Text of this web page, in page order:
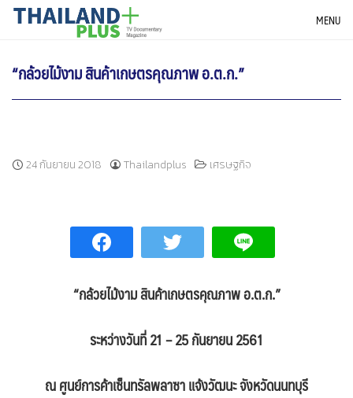
SkipTHAILANDPLUS NEWS MENU
“กล้วยไม้งาม สินค้าเกษตรคุณภาพ อ.ต.ก.”
24 กันยายน 2018 Thailandplus เศรษฐกิจ
“กล้วยไม้งาม สินค้าเกษตรคุณภาพ อ.ต.ก.”
ระหว่างวันที่ 21 – 25 กันยายน 2561
ณ ศูนย์การค้าเซ็นทรัลพลาซา แจ้งวัฒนะ จังหวัดนนทบุรี